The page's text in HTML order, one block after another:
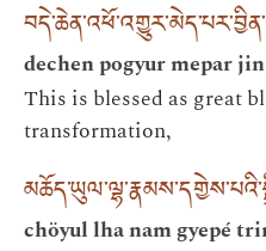
dechen pogyur mepar
This is blessed as great
transformation,
chöyul lha nam gyepé